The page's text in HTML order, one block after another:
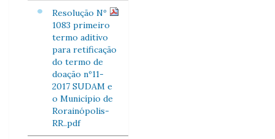
Resolução Nº
1083 primeiro
termo aditivo
para retificação
do termo de
doação nº11-
2017 SUDAM e
o Município de
Rorainópolis-
RR..pdf